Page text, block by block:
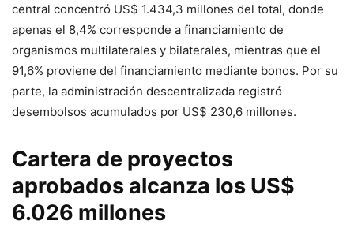
central concentró US$ 1.434,3 millones del total, donde
apenas el 8,4% corresponde a financiamiento de
organismos multilaterales y bilaterales, mientras que el
91,6% proviene del financiamiento mediante bonos. Por su
parte, la administración descentralizada registró
desembolsos acumulados por US$ 230,6 millones.
Cartera de proyectos
aprobados alcanza los US$
6.026 millones